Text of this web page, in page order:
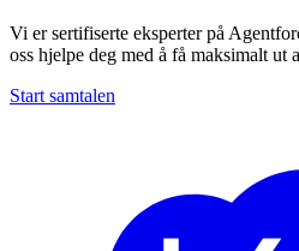
Vi er sertifiserte eksperter på
oss hjelpe deg med å få maksimalt ut
Start samtalen